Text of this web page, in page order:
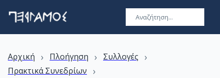
Αρχική › Πλοήγηση › Συλλογές ›
Πρακτικά Συνεδρίων ›